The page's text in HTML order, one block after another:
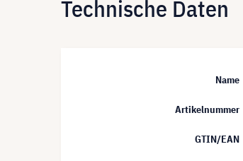
Technische Daten
Name
Artikelnummer
GTIN/EAN